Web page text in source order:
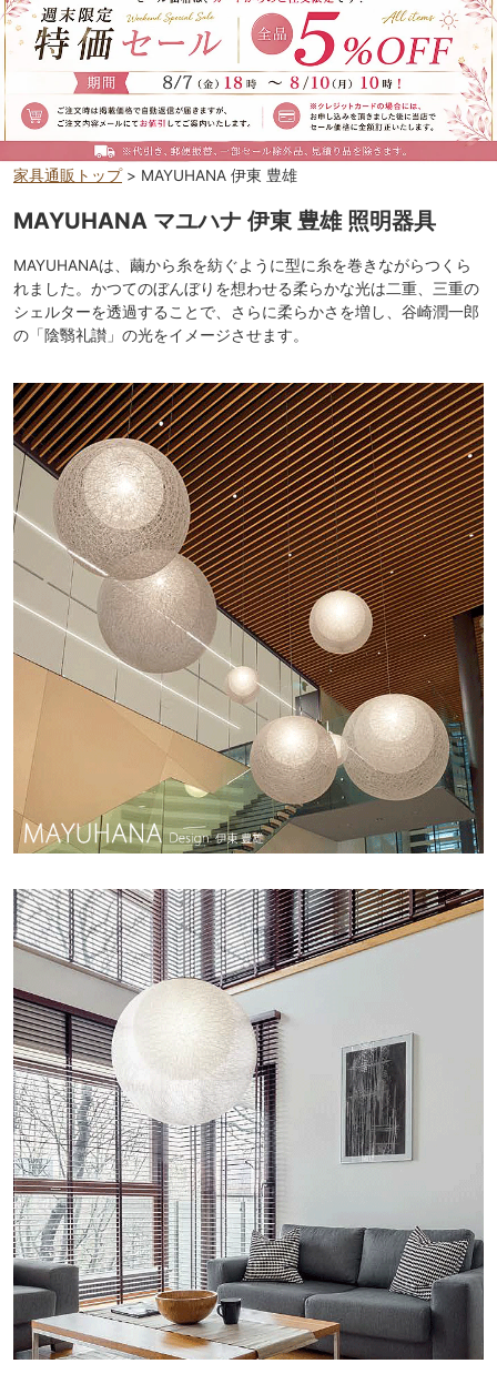
家具通販トップ> MAYUHANA 伊東 豊雄
MAYUHANA マユハナ 伊東 豊雄 照明器具
MAYUHANAは、繭から糸を紡ぐように型に糸を巻きながらつくら
れました。かつてのぼんぼりを想わせる柔らかな光は二重、三重の
シェルターを透過することで、さらに柔らかさを増し、谷崎潤一郎
の「陰翳礼讃」の光をイメージさせます。